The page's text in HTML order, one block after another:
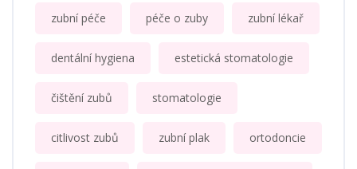
zubní péče péče o zuby zubní lékař
dentální hygiena estetická stomatologie
čištění zubů stomatologie
citlivost zubů zubní plak ortodoncie